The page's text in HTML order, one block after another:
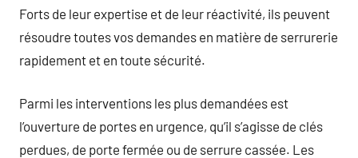
Forts de leur expertise et de leur réactivité, ils peuvent
résoudre toutes vos demandes en matière de serrurerie
rapidement et en toute sécurité.
Parmi les interventions les plus demandées est
l’ouverture de portes en urgence, qu’il s’agisse de clés
perdues, de porte fermée ou de serrure cassée. Les